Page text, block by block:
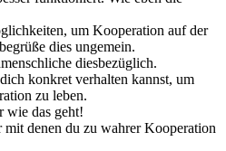
um Kooperation auf der
dies ungemein.
diesbezüglich.
konkret verhalten kannst, um
zu leben.
wie das geht!
denen du zu wahrer Kooperation